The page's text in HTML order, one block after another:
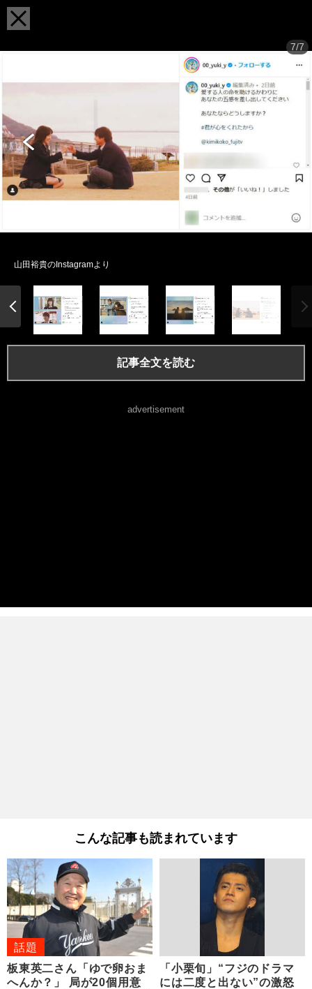
7/7
山田裕貴のInstagramより
記事全文を読む
advertisement
こんな記事も読まれています
話題
板東英二さん「ゆで卵おま
へんか？」 局が20個用意
「小栗旬」“フジのドラマ
には二度と出ない”の激怒